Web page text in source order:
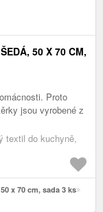
50 X 70 CM,
Proto
jsou vyrobené z
textil do kuchyně,
x 70 cm, sada 3 ks